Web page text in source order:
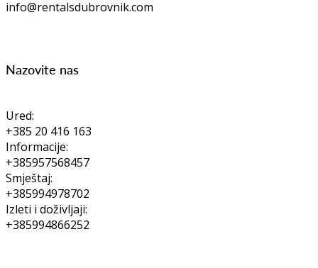
info@rentalsdubrovnik.com
Nazovite nas
Ured:
+385 20 416 163
Informacije:
+385957568457
Smještaj:
+385994978702
Izleti i doživljaji:
+385994866252